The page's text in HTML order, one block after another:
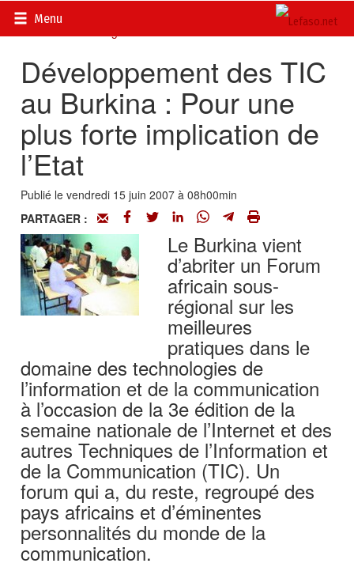
Menu
Accueil>
Les NTIC au Burkina Faso
Développement des TIC
au Burkina : Pour une
plus forte implication de
l’Etat
Publié le vendredi 15 juin 2007 à 08h00min
PARTAGER :
Le Burkina vient
d’abriter un Forum
africain sous-
régional sur les
meilleures
pratiques dans le
domaine des technologies de
l’information et de la communication
à l’occasion de la 3e édition de la
semaine nationale de l’Internet et des
autres Techniques de l’Information et
de la Communication (TIC). Un
forum qui a, du reste, regroupé des
pays africains et d’éminentes
personnalités du monde de la
communication.